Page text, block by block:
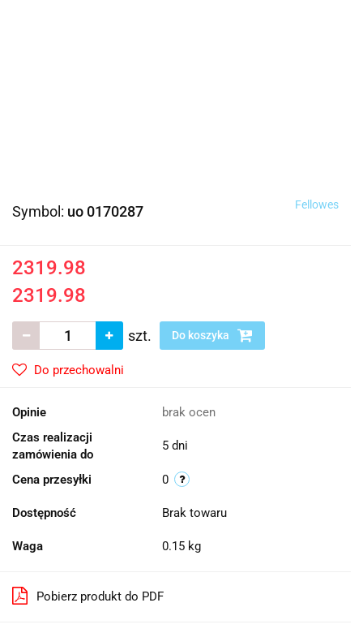
Symbol: uo 0170287 Fellowes
2319.98
2319.98
szt. Do koszyka
Do przechowalni
Opinie
brak ocen
Czas realizacji
zamówienia do
5 dni
Cena przesyłki 0
Dostępność Brak towaru
Waga 0.15 kg
Pobierz produkt do PDF